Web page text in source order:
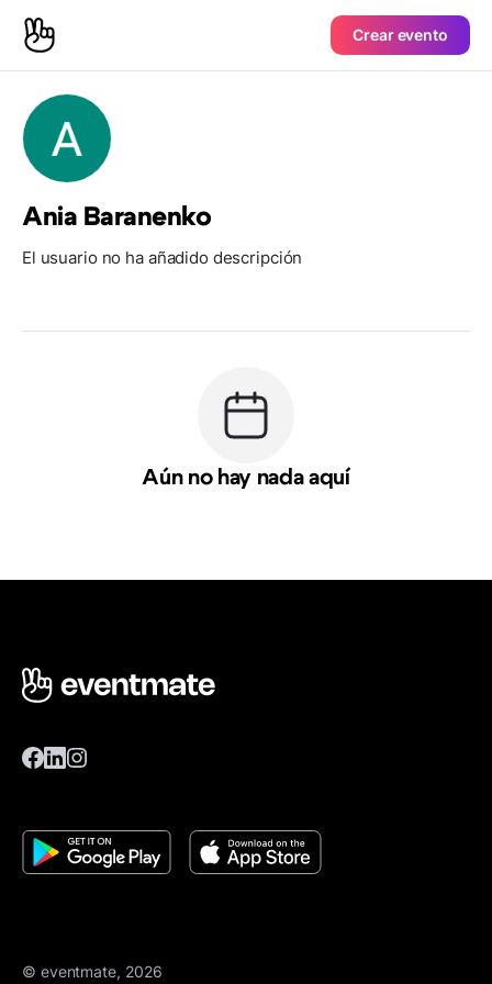
Crear evento
Ania Baranenko
El usuario no ha añadido descripción
Aún no hay nada aquí
© eventmate, 2026